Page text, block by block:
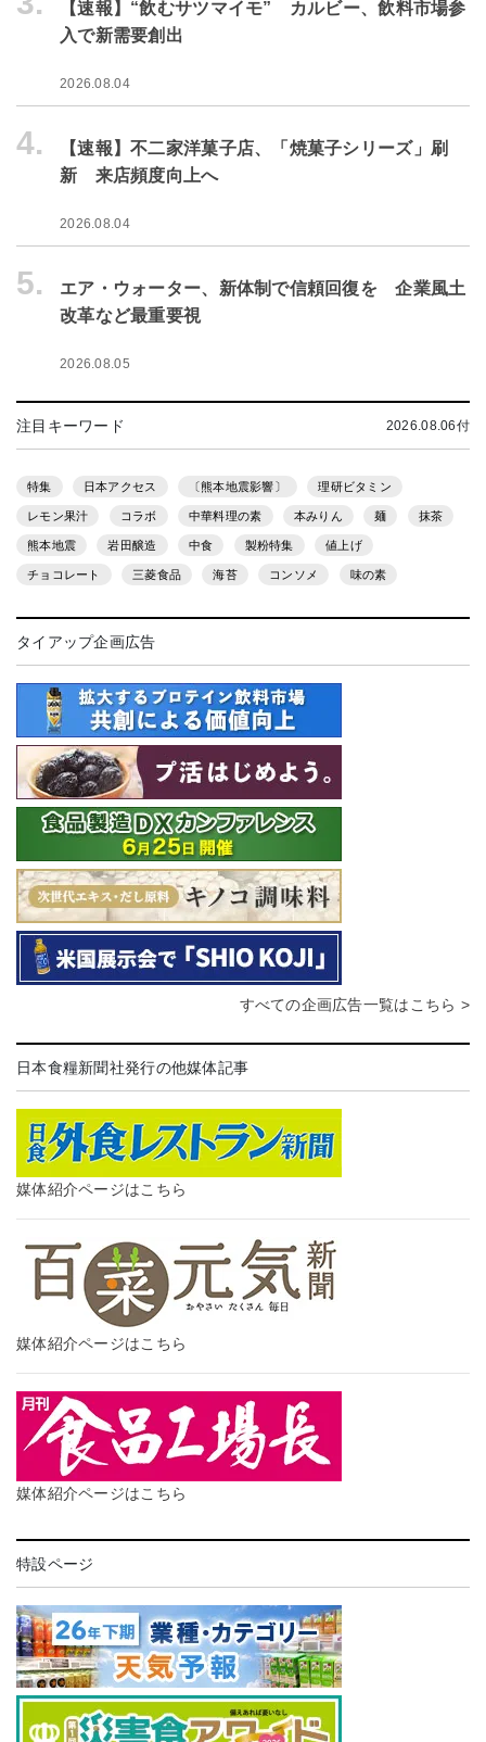
【速報】“飲むサツマイモ” カルビー、飲料市場参
入で新需要創出
2026.08.04
4.
【速報】不二家洋菓子店、「焼菓子シリーズ」刷
新 来店頻度向上へ
2026.08.04
5.
エア・ウォーター、新体制で信頼回復を 企業風土
改革など最重要視
2026.08.05
注目キーワード 2026.08.06付
特集 日本アクセス 〔熊本地震影響〕 理研ビタミン
レモン果汁 コラボ 中華料理の素 本みりん 麺 抹茶
熊本地震 岩田醸造 中食 製粉特集 値上げ
チョコレート 三菱食品 海苔 コンソメ 味の素
タイアップ企画広告
すべての企画広告一覧はこちら >
日本食糧新聞社発行の他媒体記事
媒体紹介ページはこちら
媒体紹介ページはこちら
媒体紹介ページはこちら
特設ページ